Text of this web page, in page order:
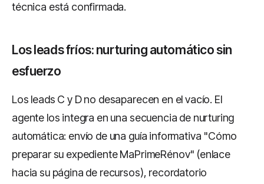
técnica está confirmada.
Los leads fríos: nurturing automático sin
esfuerzo
Los leads C y D no desaparecen en el vacío. El
agente los integra en una secuencia de nurturing
automática: envío de una guía informativa "Cómo
preparar su expediente MaPrimeRénov" (enlace
hacia su página de recursos), recordatorio